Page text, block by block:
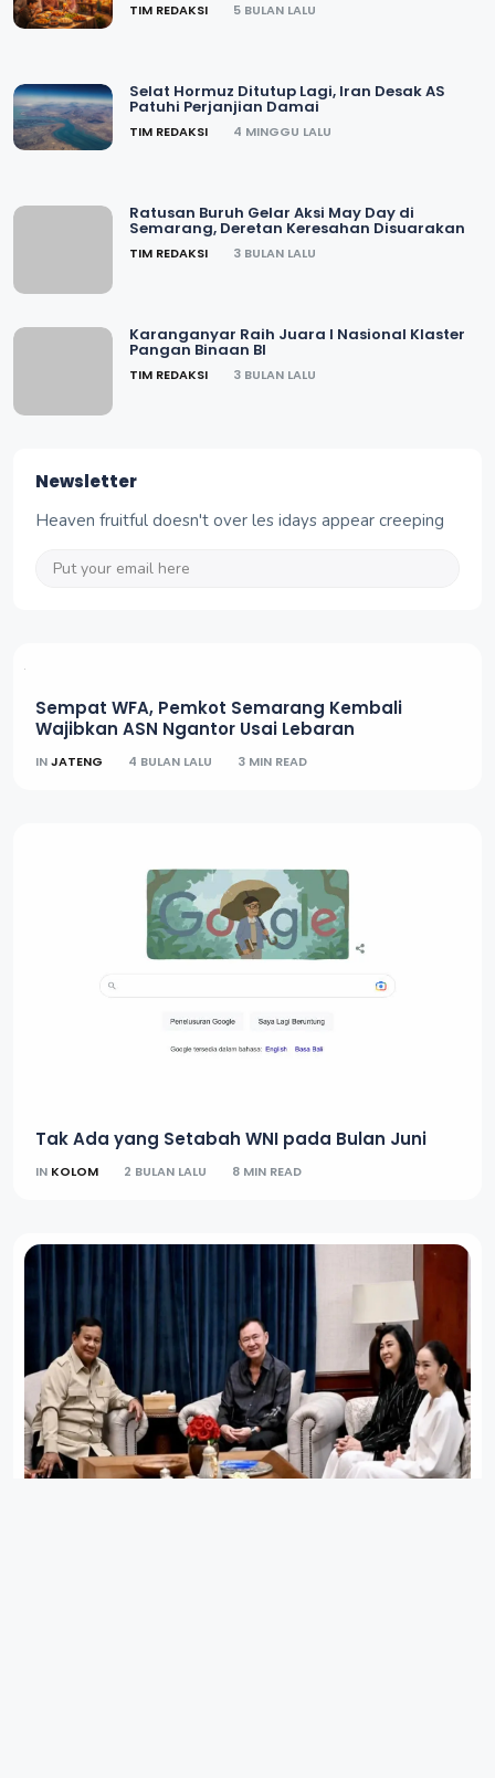
TIM REDAKSI 5 BULAN LALU
Selat Hormuz Ditutup Lagi, Iran Desak AS
Patuhi Perjanjian Damai
TIM REDAKSI 4 MINGGU LALU
Ratusan Buruh Gelar Aksi May Day di
Semarang, Deretan Keresahan Disuarakan
TIM REDAKSI 3 BULAN LALU
Karanganyar Raih Juara I Nasional Klaster
Pangan Binaan BI
TIM REDAKSI 3 BULAN LALU
Newsletter
Heaven fruitful doesn't over les idays appear creeping
Sempat WFA, Pemkot Semarang Kembali
Wajibkan ASN Ngantor Usai Lebaran
Tak Ada yang Setabah WNI pada Bulan Juni
INKOLOM 2 BULAN LALU 8 MIN READ